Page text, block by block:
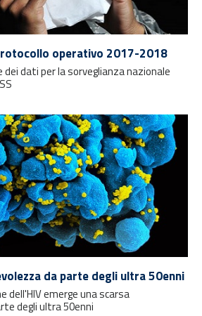
operativo 2017-2018
dei dati per la sorveglianza nazionale
da parte degli ultra 50enni
dell'HIV emerge una scarsa
degli ultra 50enni